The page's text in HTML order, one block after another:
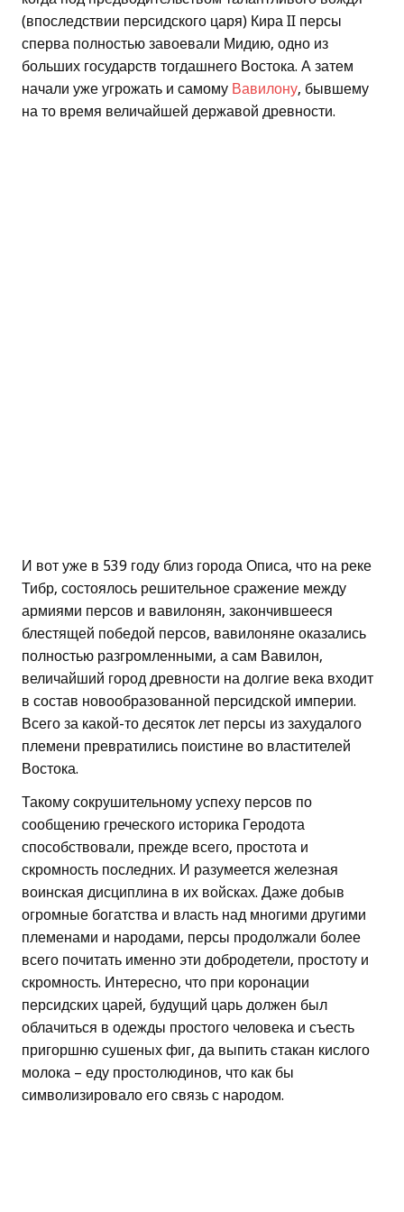
(впоследствии персидского царя) Кира II персы
сперва полностью завоевали Мидию, одно из
больших государств тогдашнего Востока. А затем
начали уже угрожать и самому Вавилону, бывшему
на то время величайшей державой древности.
И вот уже в 539 году близ города Описа, что на реке
Тибр, состоялось решительное сражение между
армиями персов и вавилонян, закончившееся
блестящей победой персов, вавилоняне оказались
полностью разгромленными, а сам Вавилон,
величайший город древности на долгие века входит
в состав новообразованной персидской империи.
Всего за какой-то десяток лет персы из захудалого
племени превратились поистине во властителей
Востока.
Такому сокрушительному успеху персов по
сообщению греческого историка Геродота
способствовали, прежде всего, простота и
скромность последних. И разумеется железная
воинская дисциплина в их войсках. Даже добыв
огромные богатства и власть над многими другими
племенами и народами, персы продолжали более
всего почитать именно эти добродетели, простоту и
скромность. Интересно, что при коронации
персидских царей, будущий царь должен был
облачиться в одежды простого человека и съесть
пригоршню сушеных фиг, да выпить стакан кислого
молока – еду простолюдинов, что как бы
символизировало его связь с народом.